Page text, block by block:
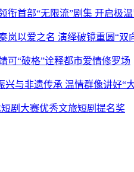
衔首部“无限流”剧集 开启极
岚以爱之名 演绎破镜重圆“双
可“破格”诠释都市爱情修罗场
兴与非遗传承 温情群像讲好“
剧大赛优秀文旅短剧提名奖